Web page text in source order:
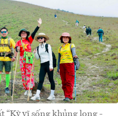
“Kỳ vĩ sống khủng long -